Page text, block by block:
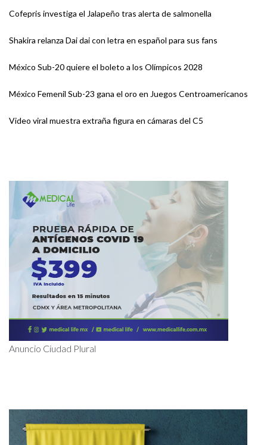
Cofepris investiga el Jalapeño tras alerta de salmonella
Shakira relanza Dai dai con letra en español para sus fans
México Sub-20 quiere el boleto a los Olímpicos 2028
México Femenil Sub-23 gana el oro en Juegos Centroamericanos
Video viral muestra extraña figura en cámaras del C5
Anuncio Ciudad Plural